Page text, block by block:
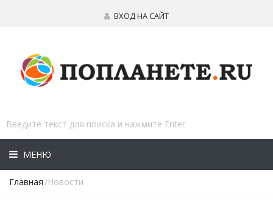
ВХОД НА САЙТ
МЕНЮ
Главная/Новости